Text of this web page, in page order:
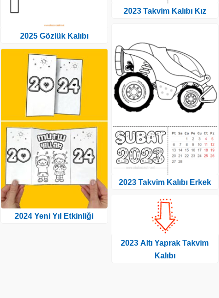
2025 Gözlük Kalıbı
2024 Yeni Yıl Etkinliği
2023 Takvim Kalıbı Kız
2023 Takvim Kalıbı Erkek
2023 Altı Yaprak Takvim
Kalıbı